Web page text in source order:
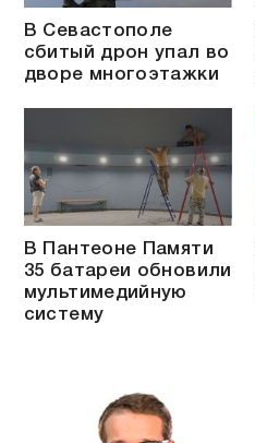
В Севастополе
сбитый дрон упал во
дворе многоэтажки
В Пантеоне Памяти
35 батареи обновили
мультимедийную
систему